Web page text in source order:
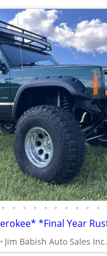
• • • • • • • • • •
Jim Babish Auto Sales Inc.